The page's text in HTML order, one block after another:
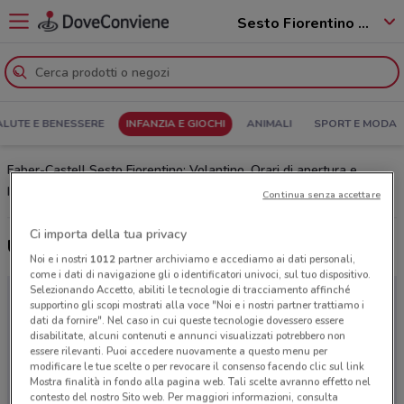
Sesto Fiorentino - 50019
E BENESSERE INFANZIA E GIOCHI ANIMALI SPORT E MODA
Faber-Castell Sesto Fiorentino: Volantino, Orari di apertura e
Indirizzi
Ultime offerte del volantino Faber-Castell
Ci importa della tua privacy
Noi e i nostri 1012partner archiviamo e accediamo ai dati personali,
come i dati di navigazione gli o identificatori univoci, sul tuo dispositivo.
Selezionando Accetto, abiliti le tecnologie di tracciamento affinché
supportino gli scopi mostrati alla voce "Noi e i nostri partner trattiamo i
dati da fornire". Nel caso in cui queste tecnologie dovessero essere
disabilitate, alcuni contenuti e annunci visualizzati potrebbero non
essere rilevanti. Puoi accedere nuovamente a questo menu per
modificare le tue scelte o per revocare il consenso facendo clic sul link
Mostra finalità in fondo alla pagina web. Tali scelte avranno effetto nel
contesto del nostro Sito web. Per maggiori informazioni, consulta
Continua senza accettare